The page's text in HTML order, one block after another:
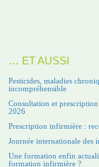
… ET AUSSI
Pesticides, maladies
incompréhensible
Consultation et
2026
Prescription infirmière :
Journée internationale des
Une formation enfin
formation infirmière ?